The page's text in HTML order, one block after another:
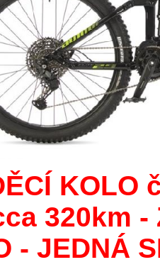
KOLO
320km -
- JEDNÁ